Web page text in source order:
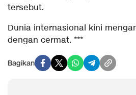
tersebut.
Dunia internasional kini
dengan cermat. ***
Bagikan